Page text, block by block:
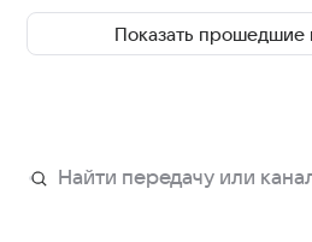
Показать прошедшие